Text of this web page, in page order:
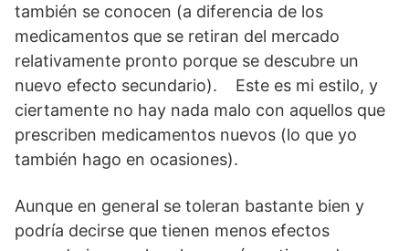
también se conocen (a diferencia de los
medicamentos que se retiran del mercado
relativamente pronto porque se descubre un
nuevo efecto secundario). Este es mi estilo, y
ciertamente no hay nada malo con aquellos que
prescriben medicamentos nuevos (lo que yo
también hago en ocasiones).
Aunque en general se toleran bastante bien y
podría decirse que tienen menos efectos